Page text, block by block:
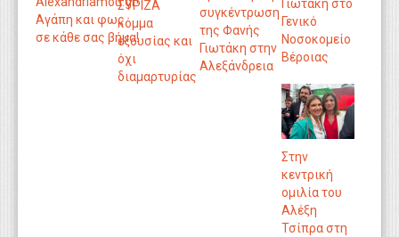
Αγάπη και φως
σε κάθε σας βήμα!
ΣΥΡΙΖΑ
κόμμα
εξουσίας και
όχι
διαμαρτυρίας
συγκέντρωση
της Φανής
Γιωτάκη στην
Αλεξάνδρεια
Γιωτάκη στο
Γενικό
Νοσοκομείο
Βέροιας
Στην
κεντρική
ομιλία του
Αλέξη
Τσίπρα στη